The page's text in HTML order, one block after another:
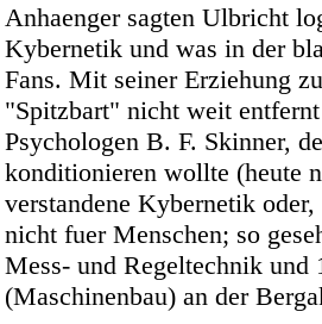
Anhaenger sagten Ulbricht
Kybernetik und was in der
Fans. Mit seiner Erziehung
"Spitzbart" nicht weit
Psychologen B. F. Skinner,
konditionieren wollte (heute
verstandene Kybernetik
nicht fuer Menschen; so
Mess- und Regeltechnik und
(Maschinenbau) an der